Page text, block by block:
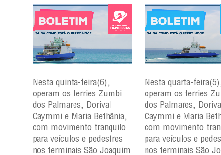
Nesta quinta-feira(6),
operam os ferries Zumbi
dos Palmares, Dorival
Caymmi e Maria Bethânia,
com movimento tranquilo
para veículos e pedestres
nos terminais São Joaquim
Nesta quarta-
operam os ferries
dos Palmares,
Caymmi e Maria
com movimento
para veículos e
nos terminais São